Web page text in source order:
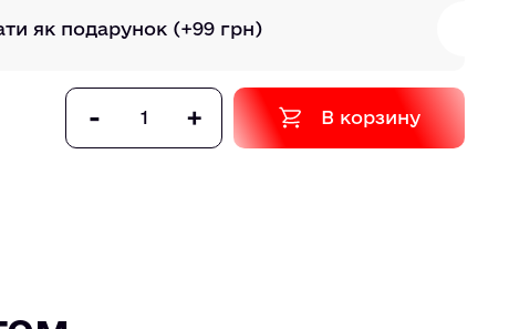
як подарунок (+99 грн)
- + В корзину